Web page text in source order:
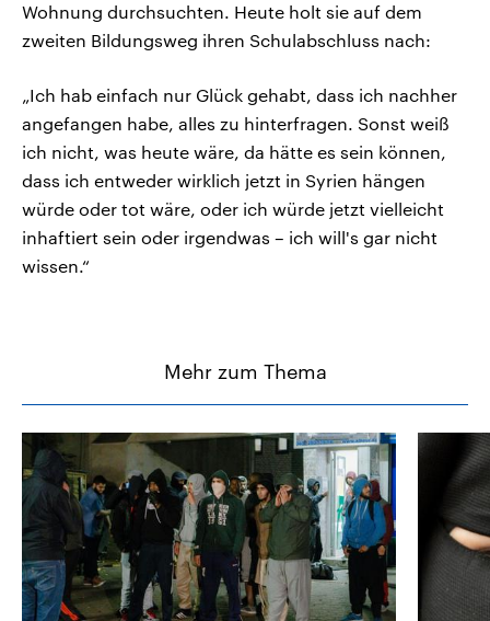
Wohnung durchsuchten. Heute holt sie auf dem
zweiten Bildungsweg ihren Schulabschluss nach:
„Ich hab einfach nur Glück gehabt, dass ich nachher
angefangen habe, alles zu hinterfragen. Sonst weiß
ich nicht, was heute wäre, da hätte es sein können,
dass ich entweder wirklich jetzt in Syrien hängen
würde oder tot wäre, oder ich würde jetzt vielleicht
inhaftiert sein oder irgendwas – ich will's gar nicht
wissen.“
Mehr zum Thema